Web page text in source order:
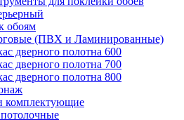
обоям
(ПВХ и Ламинированные)
дверного полотна 600
дверного полотна 700
дверного полотна 800
комплектующие